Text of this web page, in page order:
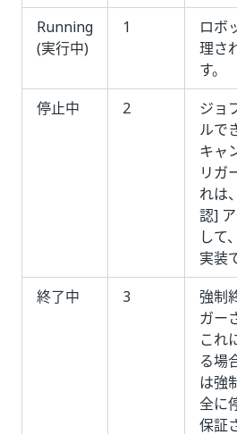
Running
(実行中)
1
ロボ
理さ
す。
停止中
2
ジョ
ルで
キャ
リガ
れは
認]
して
実装
終了中
3
強制
ガー
これ
る場
は強
全に
保証